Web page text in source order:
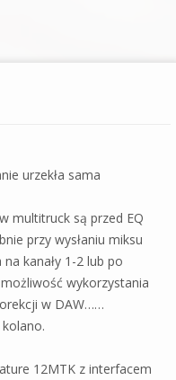
urzekła sama
multitruck są przed EQ
przy wysłaniu miksu
kanały 1-2 lub po
wykorzystania
w DAW……
12MTK z interfacem